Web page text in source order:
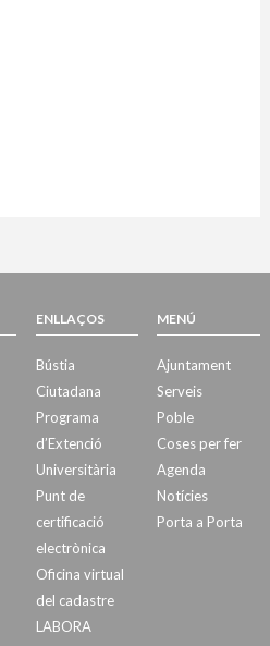
ENLLAÇOS
Bústia
Ciutadana
Programa
d’Extenció
Universitària
Punt de
certificació
electrònica
Oficina virtual
del cadastre
LABORA
MENÚ
Ajuntament
Serveis
Poble
Coses per fer
Agenda
Notícies
Porta a Porta